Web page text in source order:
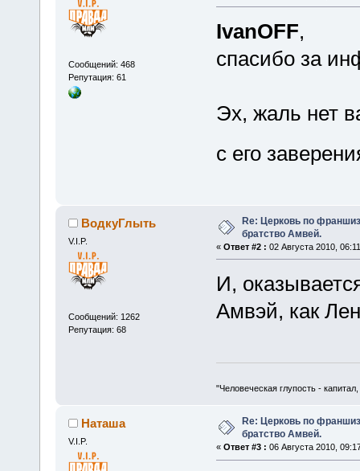
Сообщений: 468
Репутация: 61
IvanOFF,
спасибо за
Эх, жаль нет
с его
ВодкуГлыть
V.I.P.
Сообщений: 1262
Репутация: 68
Re: Церковь по
братство Амвей.
« Ответ #2 : 02 Августа 2010,
И,
Амвэй, как
"Человеческая глупость -
Наташа
V.I.P.
Re: Церковь по
братство Амвей.
« Ответ #3 : 06 Августа 2010,